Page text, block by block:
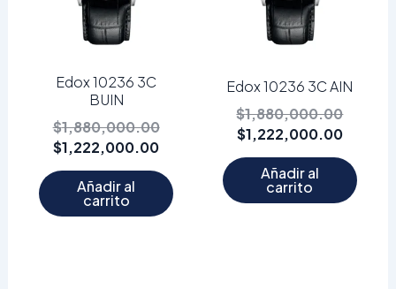
Edox 10236 3C
BUIN
$1,880,000.00
$1,222,000.00
Añadir al
carrito
Edox 10236 3C AIN
$1,880,000.00
$1,222,000.00
Añadir al
carrito